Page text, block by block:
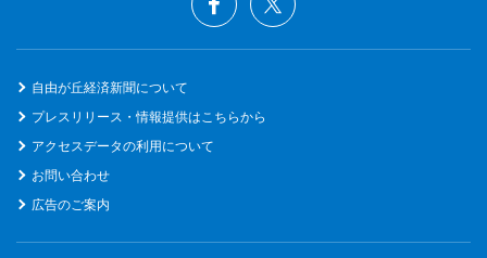
自由が丘経済新聞について
プレスリリース・情報提供はこちらから
アクセスデータの利用について
お問い合わせ
広告のご案内